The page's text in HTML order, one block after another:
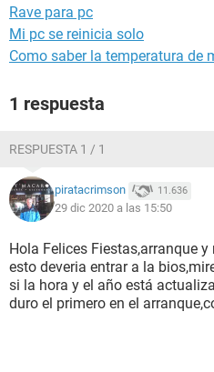
Rave para pc
Mi pc se reinicia solo
Como saber la temperatura de
1 respuesta
RESPUESTA 1 / 1
piratacrimson 11.636
29 dic 2020 a las 15:50
Hola Felices Fiestas,arranque
esto deveria entrar a la
si la hora y el año está
duro el primero en el